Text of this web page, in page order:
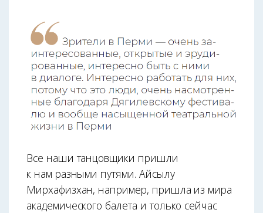
Все наши танцовщики пришли
к нам разными путями. Айсылу
Мирхафизхан, например, пришла из мира
академического балета и только сейчас